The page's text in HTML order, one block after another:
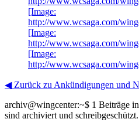
[Image:
http://www.wcsaga.com/
[Image:
http://www.wcsaga.com/
[Image:
http://www.wcsaga.com/
◀ Zurück zu Ankündigungen und
archiv@wingcenter:~$ 1 Beiträge
sind archiviert und schreibgeschützt.